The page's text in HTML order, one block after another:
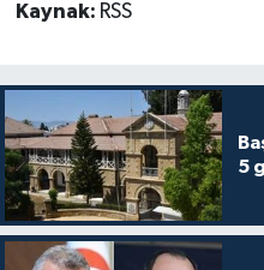
Kaynak: RSS
5